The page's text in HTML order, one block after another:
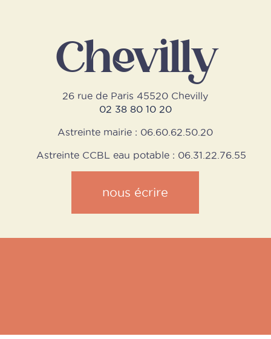
Chevilly
26 rue de Paris 45520 Chevilly
02 38 80 10 20
Astreinte mairie : 06.60.62.50.20
Astreinte CCBL eau potable : 06.31.22.76.55
nous écrire